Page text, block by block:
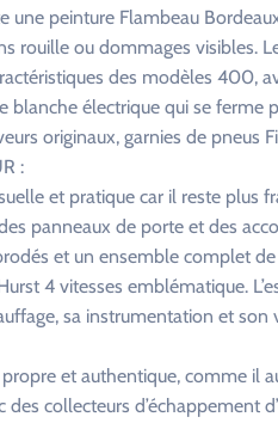
une peinture Flambeau
rouille ou dommages visibles.
des modèles 400,
blanche électrique qui se
originaux, garnies de pneus
:
et pratique car il reste plus
panneaux de porte et des
et un ensemble complet de
4 vitesses emblématique.
sa instrumentation et son
et authentique, comme il
collecteurs d’échappement